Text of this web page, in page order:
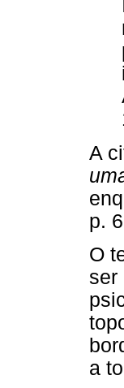
A
p.
O
ser
a